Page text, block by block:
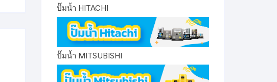
ปั๊มน้ำ HITACHI
ปั๊มน้ำ MITSUBISHI